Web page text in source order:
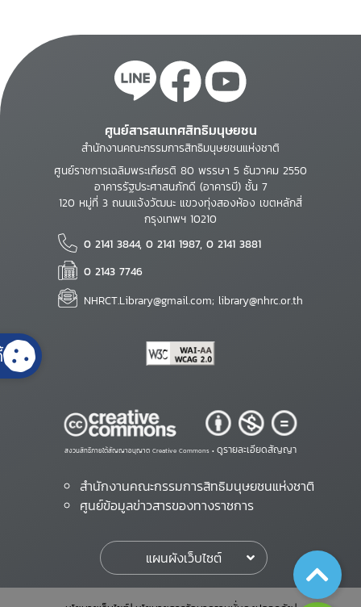
ศูนย์สารสนเทศสิทธิมนุษยชน
สำนักงานคณะกรรมการสิทธิมนุษยชนแห่งชาติ
ศูนย์ราชการเฉลิมพระเกียรติ 80 พรรษา 5 ธันวาคม 2550
อาคารรัฐประศาสนภักดี (อาคารบี) ชั้น 7
120 หมู่ที่ 3 ถนนแจ้งวัฒนะ แขวงทุ่งสองห้อง เขตหลักสี่
กรุงเทพฯ 10210
0 2141 3844, 0 2141 1987, 0 2141 3881
0 2143 7746
NHRCT.Library@gmail.com; library@nhrc.or.th
สงวนสิทธิ์ภายใต้สัญญาอนุญาต Creative Commons • ดูรายละเอียดสัญญา
สำนักงานคณะกรรมการสิทธิมนุษยชนแห่งชาติ
ศูนย์ข้อมูลข่าวสารของทางราชการ
แผนผังเว็บไซต์